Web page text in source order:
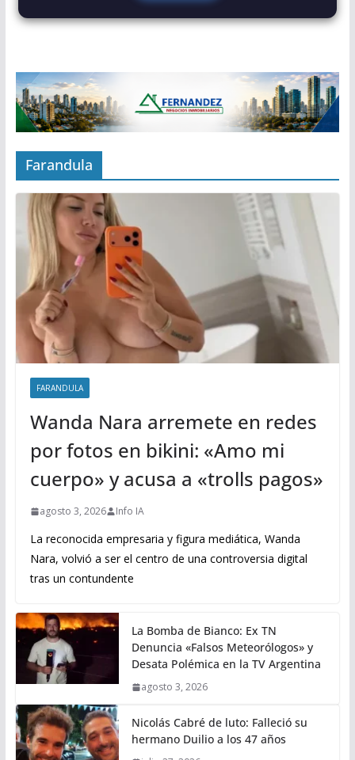
Farandula
FARANDULA
Wanda Nara arremete en redes
por fotos en bikini: «Amo mi
cuerpo» y acusa a «trolls pagos»
agosto 3, 2026 Info IA
La reconocida empresaria y figura mediática, Wanda
Nara, volvió a ser el centro de una controversia digital
tras un contundente
La Bomba de Bianco: Ex TN
Denuncia «Falsos Meteorólogos» y
Desata Polémica en la TV Argentina
agosto 3, 2026
Nicolás Cabré de luto: Falleció su
hermano Duilio a los 47 años